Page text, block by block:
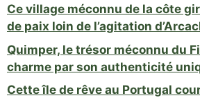
Ce village méconnu de la côte
de paix loin de l’agitation
Quimper, le trésor méconnu du
charme par son authenticité
Cette île de rêve au Portugal